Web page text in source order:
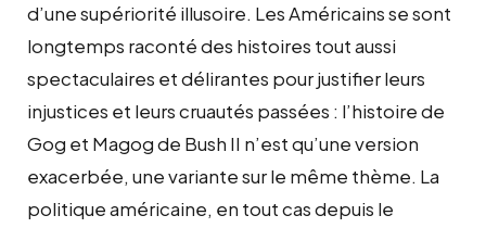
d’une supériorité illusoire. Les Américains se sont
longtemps raconté des histoires tout aussi
spectaculaires et délirantes pour justifier leurs
injustices et leurs cruautés passées : l’histoire de
Gog et Magog de Bush II n’est qu’une version
exacerbée, une variante sur le même thème. La
politique américaine, en tout cas depuis le